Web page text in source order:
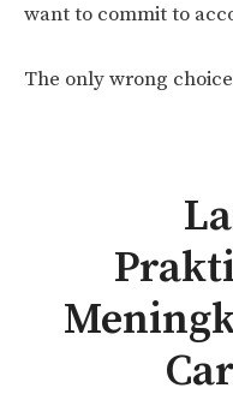
want to commit to
The only wrong